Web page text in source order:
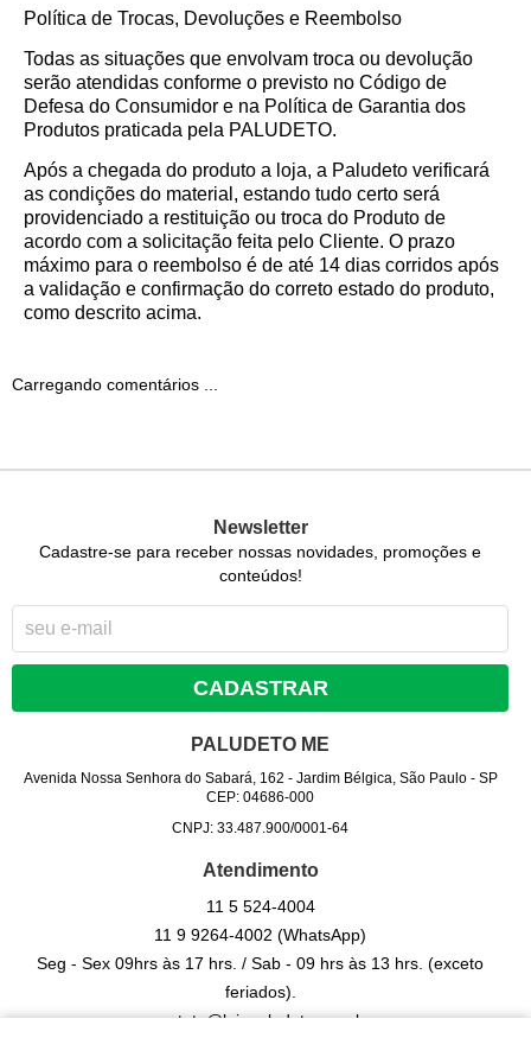
Política de Trocas, Devoluções e Reembolso
Todas as situações que envolvam troca ou devolução
serão atendidas conforme o previsto no Código de
Defesa do Consumidor e na Política de Garantia dos
Produtos praticada pela PALUDETO.
Após a chegada do produto a loja, a Paludeto verificará
as condições do material, estando tudo certo será
providenciado a restituição ou troca do Produto de
acordo com a solicitação feita pelo Cliente. O prazo
máximo para o reembolso é de até 14 dias corridos após
a validação e confirmação do correto estado do produto,
como descrito acima.
Carregando comentários ...
Newsletter
Cadastre-se para receber nossas novidades, promoções e
conteúdos!
CADASTRAR
PALUDETO ME
Avenida Nossa Senhora do Sabará, 162 - Jardim Bélgica, São Paulo- SP
CEP: 04686-000
CNPJ: 33.487.900/0001-64
Atendimento
11 5524-4004
11 9 9264-4002(WhatsApp)
Seg - Sex 09hrs às 17 hrs. / Sab - 09 hrs às 13 hrs. (exceto
feriados).
contato@lojapaludeto.com.br